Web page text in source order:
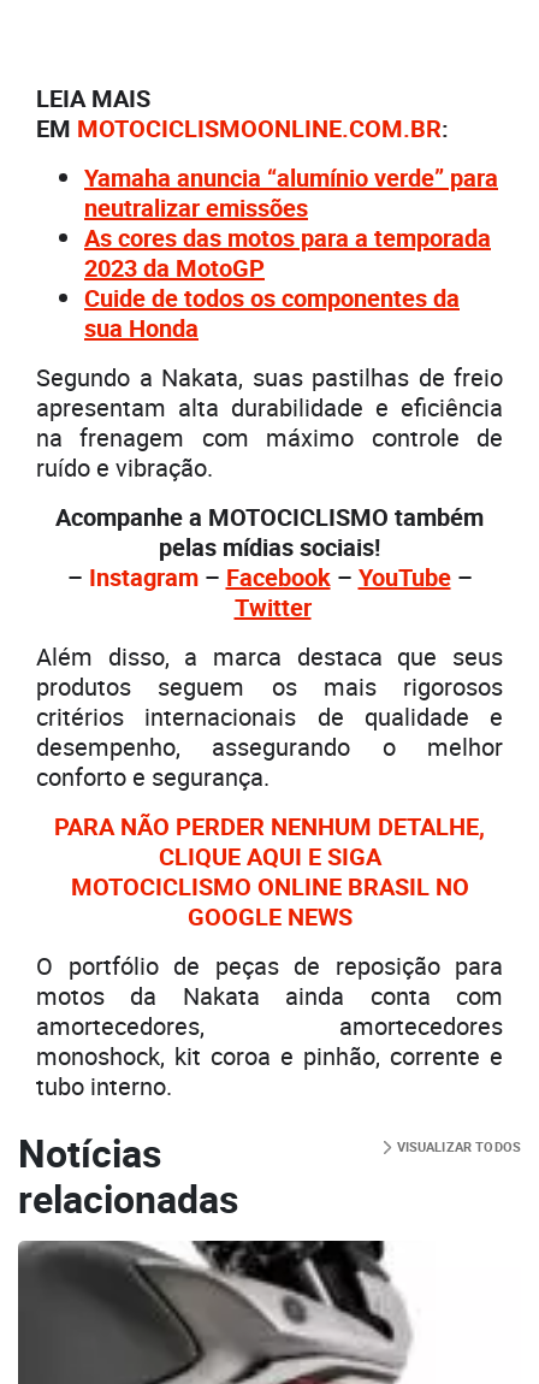
LEIA MAIS
EM MOTOCICLISMOONLINE.COM.BR:
Yamaha anuncia “alumínio verde” para
neutralizar emissões
As cores das motos para a temporada
2023 da MotoGP
Cuide de todos os componentes da
sua Honda
Segundo a Nakata, suas pastilhas de freio
apresentam alta durabilidade e eficiência
na frenagem com máximo controle de
ruído e vibração.
Acompanhe a MOTOCICLISMO também
pelas mídias sociais!
– Instagram– Facebook– YouTube–
Twitter
Além disso, a marca destaca que seus
produtos seguem os mais rigorosos
critérios internacionais de qualidade e
desempenho, assegurando o melhor
conforto e segurança.
PARA NÃO PERDER NENHUM DETALHE,
CLIQUE AQUI E SIGA
MOTOCICLISMO ONLINE BRASIL NO
GOOGLE NEWS
O portfólio de peças de reposição para
motos da Nakata ainda conta com
amortecedores, amortecedores
monoshock, kit coroa e pinhão, corrente e
tubo interno.
Notícias
relacionadas
VISUALIZAR TODOS